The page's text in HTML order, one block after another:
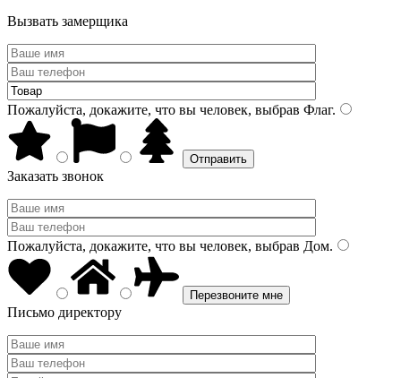
Вызвать замерщика
Пожалуйста, докажите, что вы человек, выбрав Флаг.
Заказать звонок
Пожалуйста, докажите, что вы человек, выбрав Дом.
Письмо директору